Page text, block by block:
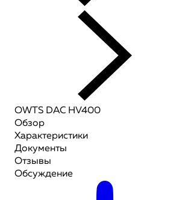
OWTS DAC HV400
Обзор
Характеристики
Документы
Отзывы
Обсуждение